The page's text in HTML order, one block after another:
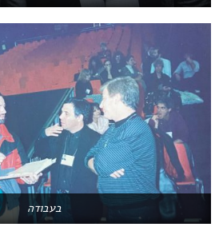
בעבודה